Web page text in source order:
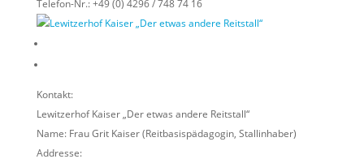
Telefon-Nr.:+49 (0) 4296 / 748 74 16
Kontakt:
Lewitzerhof Kaiser „Der etwas andere Reitstall“
Name: Frau Grit Kaiser (Reitbasispädagogin, Stallinhaber)
Addresse: